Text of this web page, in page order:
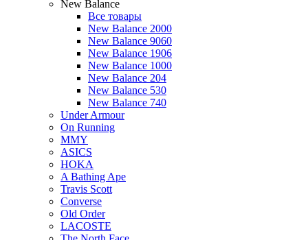
New Balance
Все товары
New Balance 2000
New Balance 9060
New Balance 1906
New Balance 1000
New Balance 204
New Balance 530
New Balance 740
Under Armour
On Running
MMY
ASICS
HOKA
A Bathing Ape
Travis Scott
Converse
Old Order
LACOSTE